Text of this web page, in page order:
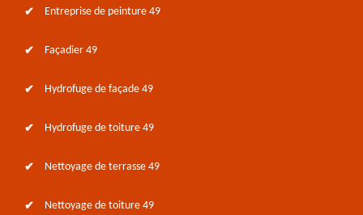
Entreprise de peinture 49
Façadier 49
Hydrofuge de façade 49
Hydrofuge de toiture 49
Nettoyage de terrasse 49
Nettoyage de toiture 49